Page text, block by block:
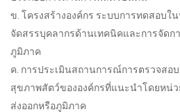
ข. โครงสร้างองค์กร ระบบการทดสอบใ
จัดสรรบุคลากรด้านเทคนิคและการจัดก
ภูมิภาค
ค. การประเมินสถานการณ์การตรวจสอ
สุขภาพสัตว์ขององค์กรที่แนะนำโดยหน่ว
ส่งออกหรือภูมิภาค